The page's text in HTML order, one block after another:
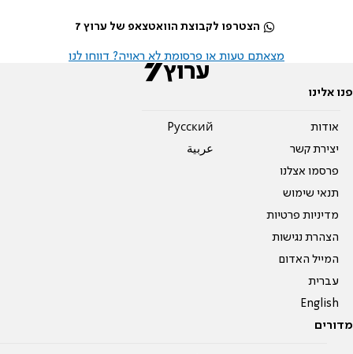
הצטרפו לקבוצת הוואטצאפ של ערוץ 7
מצאתם טעות או פרסומת לא ראויה? דווחו לנו
פנו אלינו
אודות
יצירת קשר
פרסמו אצלנו
תנאי שימוש
מדיניות פרטיות
הצהרת נגישות
המייל האדום
עברית
English
Pусский
عربية
מדורים